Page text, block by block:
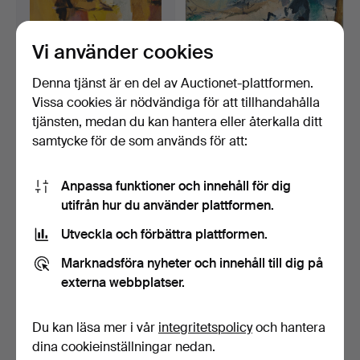
BERNDT WENNSTRÖM
(född 1945), "Förtätning"…
Klubbades 16 maj 2026
BERNDT WENNSTRÖM
(född 1945), "Punka", sig…
Vi använder cookies
Denna tjänst är en del av Auctionet-plattformen.
Vissa cookies är nödvändiga för att tillhandahålla
tjänsten, medan du kan hantera eller återkalla ditt
samtycke för de som används för att:
Anpassa funktioner och innehåll för dig
utifrån hur du använder plattformen.
Utveckla och förbättra plattformen.
Marknadsföra nyheter och innehåll till dig på
externa webbplatser.
Du kan läsa mer i vår integritetspolicyoch hantera
dina cookieinställningar nedan.